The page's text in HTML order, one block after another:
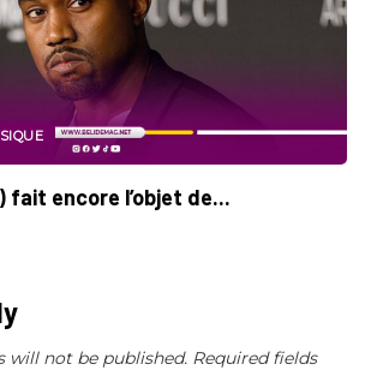
en titane à +800...
will not be published. Required fields